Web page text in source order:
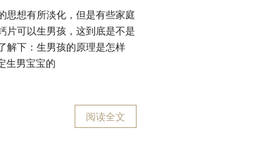
思想有所淡化，但是有些家庭
片可以生男孩，这到底是不是
解下：生男孩的原理是怎样
生男宝宝的
阅读全文